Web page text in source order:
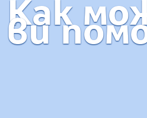
Как
ви